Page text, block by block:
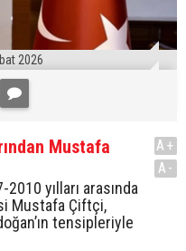
2026
Mustafa
yılları arasında
Mustafa Çiftçi,
tensipleriyle
A+
A-